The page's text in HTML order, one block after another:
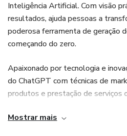
Inteligência Artificial. Com visão
resultados, ajuda pessoas a
poderosa ferramenta de geração
começando do zero.
Apaixonado por tecnologia e
do ChatGPT com técnicas de
produtos e prestação de serviços
renda na era da IA.
Mostrar mais